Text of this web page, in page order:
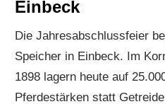
Einbeck
Die Jahresabschlussfeier
Speicher in Einbeck. Im
1898 lagern heute auf
Pferdestärken statt